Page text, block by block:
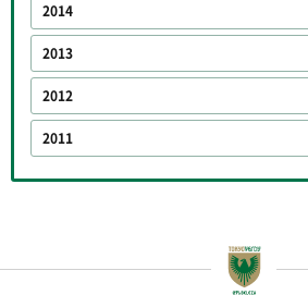
2014
2013
2012
2011